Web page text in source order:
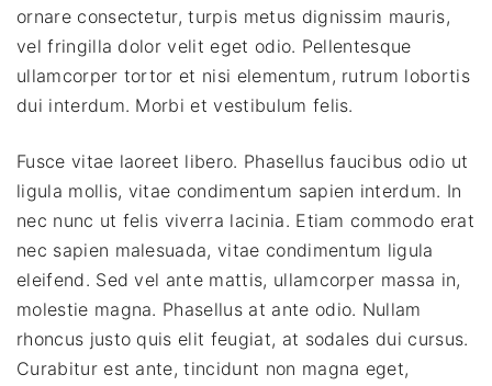
ornare consectetur, turpis metus dignissim mauris,
vel fringilla dolor velit eget odio. Pellentesque
ullamcorper tortor et nisi elementum, rutrum lobortis
dui interdum. Morbi et vestibulum felis.
Fusce vitae laoreet libero. Phasellus faucibus odio ut
ligula mollis, vitae condimentum sapien interdum. In
nec nunc ut felis viverra lacinia. Etiam commodo erat
nec sapien malesuada, vitae condimentum ligula
eleifend. Sed vel ante mattis, ullamcorper massa in,
molestie magna. Phasellus at ante odio. Nullam
rhoncus justo quis elit feugiat, at sodales dui cursus.
Curabitur est ante, tincidunt non magna eget,